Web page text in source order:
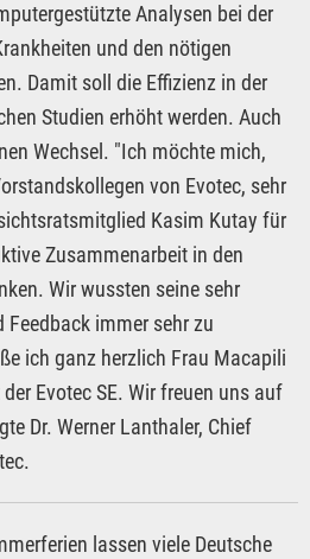
Analysen bei der
und den nötigen
Damit soll die Effizienz in der
Studien erhöht werden. Auch
Wechsel. "Ich möchte mich,
von Evotec, sehr
Kasim Kutay für
Zusammenarbeit in den
Wir wussten seine sehr
immer sehr zu
ich ganz herzlich Frau Macapili
Evotec SE. Wir freuen uns auf
Dr. Werner Lanthaler, Chief
lassen viele Deutsche